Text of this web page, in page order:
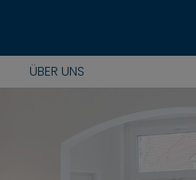
ÜBER UNS